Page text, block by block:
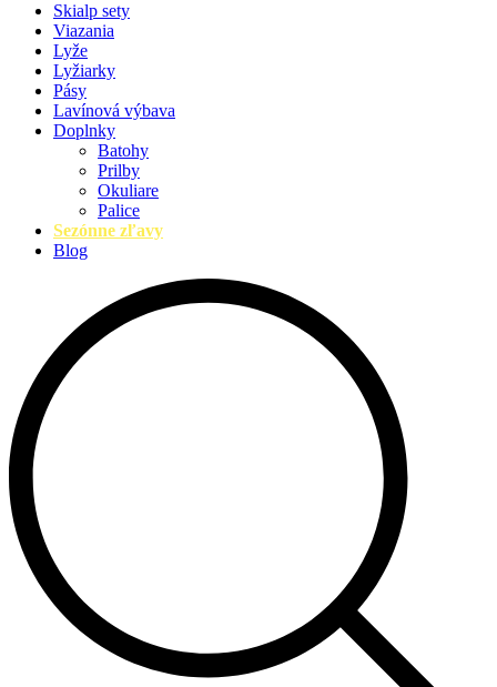
Skialp sety
Viazania
Lyže
Lyžiarky
Pásy
Lavínová výbava
Doplnky
Batohy
Prilby
Okuliare
Palice
Sezónne zľavy
Blog